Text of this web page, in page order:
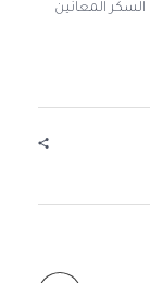
السكر المعانين